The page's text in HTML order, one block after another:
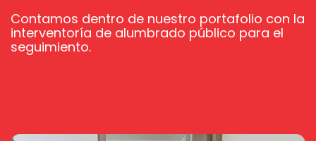
Contamos dentro de nuestro portafolio con la
interventoría de alumbrado público para el
seguimiento.